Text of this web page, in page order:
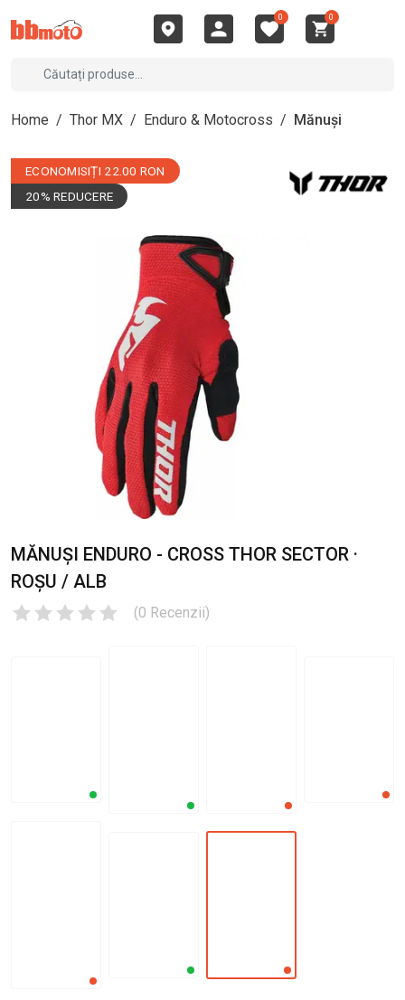
0 0
Home / Thor MX / Enduro & Motocross / Mănuși
ECONOMISIȚI 22.00 RON
20% REDUCERE
MĂNUȘI ENDURO - CROSS THOR SECTOR ·
ROȘU / ALB
(0 Recenzii)